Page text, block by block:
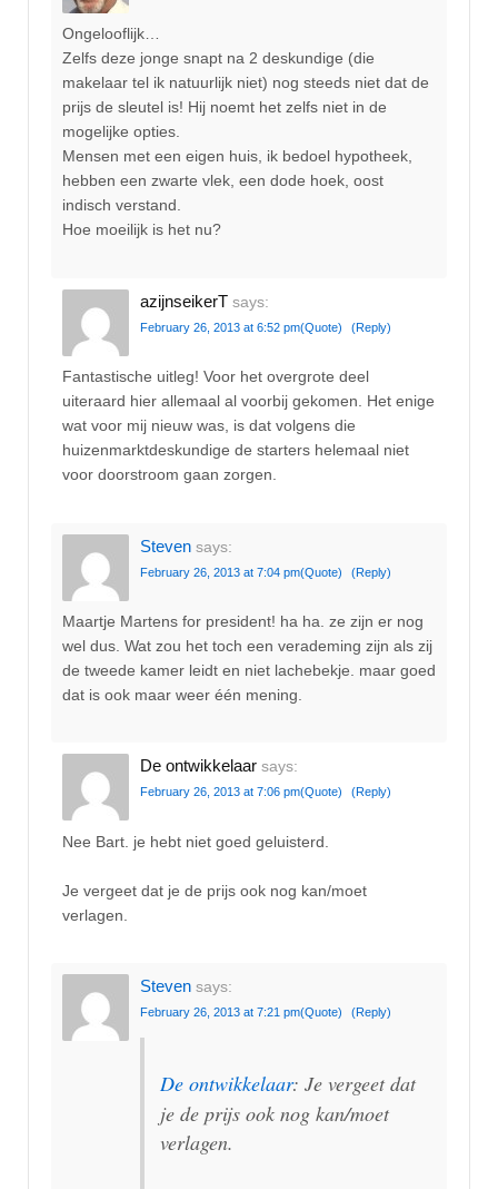
Ongelooflijk…
Zelfs deze jonge snapt na 2 deskundige (die
makelaar tel ik natuurlijk niet) nog steeds niet dat de
prijs de sleutel is! Hij noemt het zelfs niet in de
mogelijke opties.
Mensen met een eigen huis, ik bedoel hypotheek,
hebben een zwarte vlek, een dode hoek, oost
indisch verstand.
Hoe moeilijk is het nu?
azijnseikerT says:
February 26, 2013 at 6:52 pm(Quote) (Reply)
Fantastische uitleg! Voor het overgrote deel
uiteraard hier allemaal al voorbij gekomen. Het enige
wat voor mij nieuw was, is dat volgens die
huizenmarktdeskundige de starters helemaal niet
voor doorstroom gaan zorgen.
Steven says:
February 26, 2013 at 7:04 pm(Quote) (Reply)
Maartje Martens for president! ha ha. ze zijn er nog
wel dus. Wat zou het toch een verademing zijn als zij
de tweede kamer leidt en niet lachebekje. maar goed
dat is ook maar weer één mening.
De ontwikkelaar says:
February 26, 2013 at 7:06 pm(Quote) (Reply)
Nee Bart. je hebt niet goed geluisterd.
Je vergeet dat je de prijs ook nog kan/moet
verlagen.
Steven says:
February 26, 2013 at 7:21 pm(Quote) (Reply)
De ontwikkelaar: Je vergeet dat
je de prijs ook nog kan/moet
verlagen.